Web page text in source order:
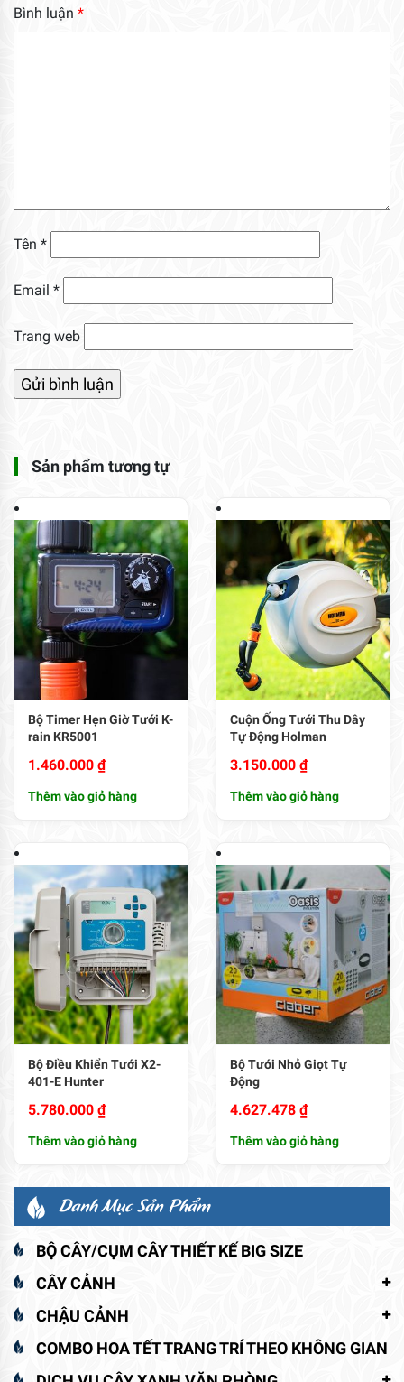
Bình luận *
Tên *
Email *
Trang web
Sản phẩm tương tự
Bộ Timer Hẹn Giờ Tưới K-
rain KR5001
1.460.000 ₫
Thêm vào giỏ hàng
Cuộn Ống Tưới Thu Dây
Tự Động Holman
3.150.000 ₫
Thêm vào giỏ hàng
Bộ Điều Khiển Tưới X2-
401-E Hunter
5.780.000 ₫
Thêm vào giỏ hàng
Bộ Tưới Nhỏ Giọt Tự
Động
4.627.478 ₫
Thêm vào giỏ hàng
Danh Mục Sản Phẩm
BỘ CÂY/CỤM CÂY THIẾT KẾ BIG SIZE
CÂY CẢNH
CHẬU CẢNH
COMBO HOA TẾT TRANG TRÍ THEO KHÔNG GIAN